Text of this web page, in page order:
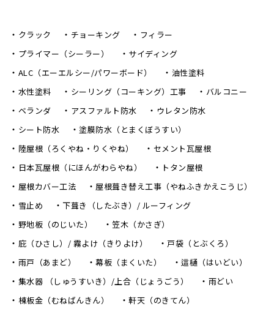
クラック チョーキング
フィラー
プライマー（シーラー）
サイディング
ALC（エーエルシー/パワーボード）
油性塗料
水性塗料
シーリング（コーキング）工事
バルコニー
ベランダ
アスファルト防水
ウレタン防水
シート防水
塗膜防水（とまくぼうすい）
陸屋根（ろくやね・りくやね）
セメント瓦屋根
日本瓦屋根（にほんがわらやね）
トタン屋根
屋根カバー工法
屋根葺き替え工事（やねふきかえこうじ）
雪止め
下葺き（したぶき）/ ルーフィング
野地板（のじいた）
笠木（かさぎ）
庇（ひさし）/ 霧よけ（きりよけ）
戸袋（とぶくろ）
雨戸（あまど）
幕板（まくいた）
這樋（はいどい）
集水器 （しゅうすいき）/上合（じょうごう）
雨どい
棟板金（むねばんきん）
軒天（のきてん）